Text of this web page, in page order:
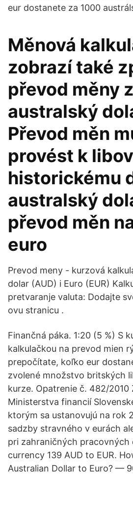
eur dostanete za 1000
Měnová
zobrazí také
převod měny
australský
Převod měn
provést k
historickému
australský
převod měn
euro
Prevod meny - kurzová
dolar (AUD) i Euro (EUR)
pretvaranje valuta: Dodajte
ovu stranicu .
Finančná páka. 1:20 (5 %) S
kalkulačkou na prevod mien
prepočítate, koľko eur
zvolené množstvo britských
kurze. Opatrenie č. 482/2010
Ministerstva financií
ktorým sa ustanovujú na rok
sadzby stravného v eurách
pri zahraničných pracovných
currency 139 AUD to EUR.
Australian Dollar to Euro? —